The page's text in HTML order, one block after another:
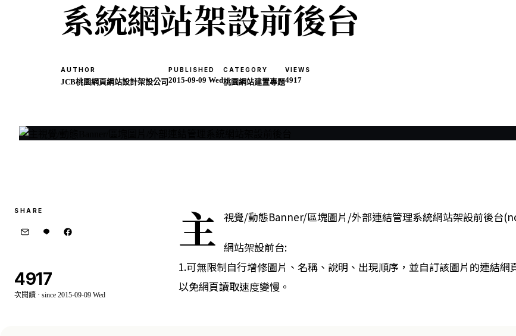
系統網站架設前後台
AUTHOR
JCB桃園網頁網站設計架設公司
PUBLISHED
2015-09-09 Wed
CATEGORY
桃園網站建置專題
VIEWS
4917
SHARE
4917
次閱讀 · since 2015-09-09 Wed
主 視覺/動態Banner/區塊圖片/外部連結管理系統網站架設前後台
網站架設前台:
1.可無限制自行增修圖片、名稱、說明、出現順序，並自訂該圖片的連結
以免網頁讀取速度變慢。